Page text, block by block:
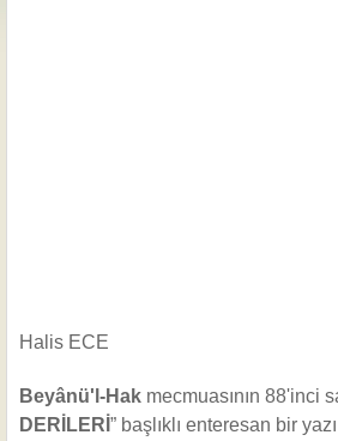
Halis ECE
Beyânü'l-Hak mecmuasının 88'inci
DERİLERİ ” başlıklı enteresan bir